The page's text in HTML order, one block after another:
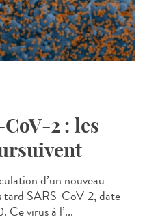
2 : les
d’un nouveau
tard SARS-CoV-2, date
virus à l’...